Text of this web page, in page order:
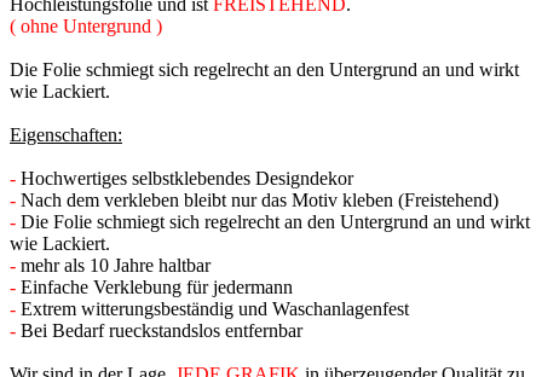
( ohne Untergrund )
Die Folie schmiegt sich regelrecht an den Untergrund an und wirkt
wie Lackiert.
Eigenschaften:
- Hochwertiges selbstklebendes Designdekor
- Nach dem verkleben bleibt nur das Motiv kleben (Freistehend)
- Die Folie schmiegt sich regelrecht an den Untergrund an und wirkt
wie Lackiert.
- mehr als 10 Jahre haltbar
- Einfache Verklebung für jedermann
- Extrem witterungsbeständig und Waschanlagenfest
- Bei Bedarf rueckstandslos entfernbar